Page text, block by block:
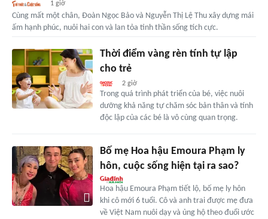
1 giờ
Cùng mất một chân, Đoàn Ngọc Bảo và Nguyễn Thị Lệ Thu xây dựng mái
ấm hạnh phúc, nuôi hai con và lan tỏa tinh thần sống tích cực.
Thời điểm vàng rèn tính tự lập
cho trẻ
2 giờ
Trong quá trình phát triển của bé, việc nuôi
dưỡng khả năng tự chăm sóc bản thân và tính
độc lập của các bé là vô cùng quan trọng.
Bố mẹ Hoa hậu Emoura Phạm ly
hôn, cuộc sống hiện tại ra sao?
Hoa hậu Emoura Phạm tiết lộ, bố mẹ ly hôn
khi cô mới 6 tuổi. Cô và anh trai được mẹ đưa
về Việt Nam nuôi dạy và ủng hộ theo đuổi ước